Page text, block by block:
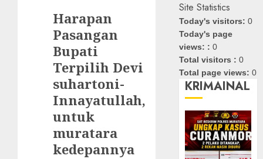
Harapan
Pasangan
Bupati
Terpilih Devi
suhartoni-
Innayatullah,
untuk
muratara
kedepannya
Site Statistics
Today's visitors:0
Today's page
views: :0
Total visitors :0
Total page views:0
KRIMAINAL